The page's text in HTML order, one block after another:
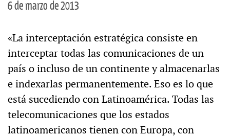
6 de marzo de 2013
«La interceptación estratégica consiste en
interceptar todas las comunicaciones de un
país o incluso de un continente y almacenarlas
e indexarlas permanentemente. Eso es lo que
está sucediendo con Latinoamérica. Todas las
telecomunicaciones que los estados
latinoamericanos tienen con Europa, con